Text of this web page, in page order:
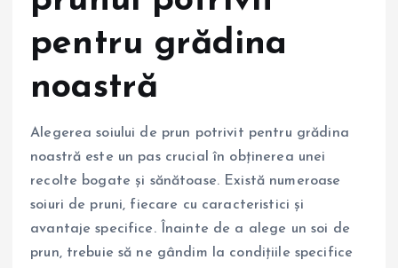
pentru grădina
noastră
Alegerea soiului de prun potrivit pentru grădina
noastră este un pas crucial în obținerea unei
recolte bogate și sănătoase. Există numeroase
soiuri de pruni, fiecare cu caracteristici și
avantaje specifice. Înainte de a alege un soi de
prun, trebuie să ne gândim la condițiile specifice